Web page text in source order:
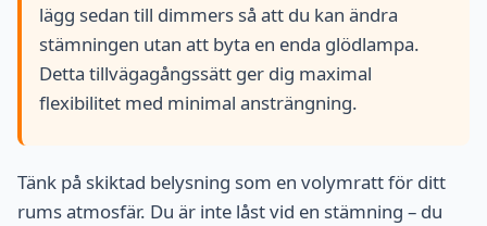
lägg sedan till dimmers så att du kan ändra
stämningen utan att byta en enda glödlampa.
Detta tillvägagångssätt ger dig maximal
flexibilitet med minimal ansträngning.
Tänk på skiktad belysning som en volymratt för ditt
rums atmosfär. Du är inte låst vid en stämning – du